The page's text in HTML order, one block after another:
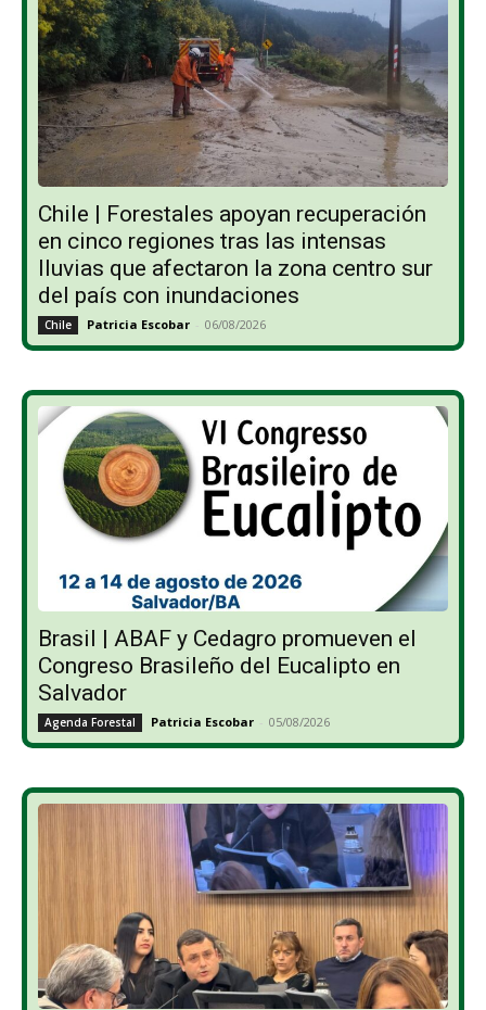
Chile | Forestales apoyan recuperación
en cinco regiones tras las intensas
lluvias que afectaron la zona centro sur
del país con inundaciones
Chile Patricia Escobar - 06/08/2026
Brasil | ABAF y Cedagro promueven el
Congreso Brasileño del Eucalipto en
Salvador
Agenda Forestal Patricia Escobar - 05/08/2026